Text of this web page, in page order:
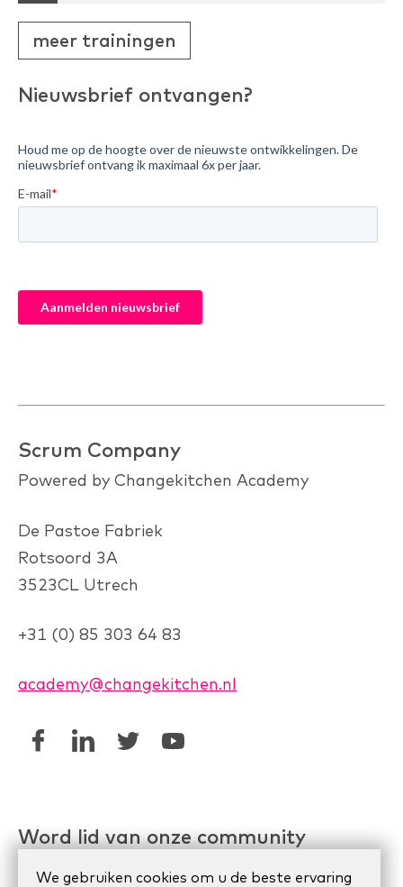
meer trainingen
Nieuwsbrief ontvangen?
Scrum Company
Powered by Changekitchen Academy
De Pastoe Fabriek
Rotsoord 3A
3523CL Utrech
+31 (0) 85 303 64 83
academy@changekitchen.nl
Word lid van onze community
Linkedin AgileHR
We gebruiken cookies om u de beste ervaring